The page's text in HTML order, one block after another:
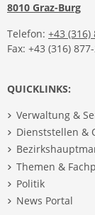
8010 Graz-Burg
Telefon: +43 (316)
Fax: +43 (316)
QUICKLINKS:
Verwaltung &
Dienststellen &
Themen &
Politik
News Portal